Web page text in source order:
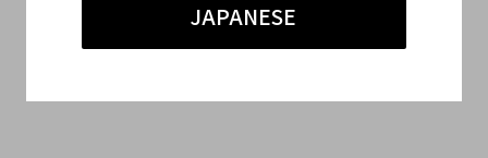
JAPANESE
#表参道2号店 #買取